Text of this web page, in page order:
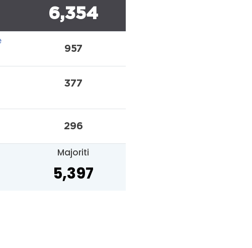
6,354
957
377
296
Majoriti
5,397